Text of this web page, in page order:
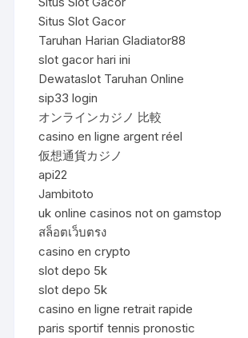
Situs Slot Gacor
Taruhan Harian Gladiator88
slot gacor hari ini
Dewataslot Taruhan Online
sip33 login
オンラインカジノ 比較
casino en ligne argent réel
仮想通貨カジノ
api22
Jambitoto
uk online casinos not on gamstop
สล็อตเว็บตรง
casino en crypto
slot depo 5k
slot depo 5k
casino en ligne retrait rapide
paris sportif tennis pronostic